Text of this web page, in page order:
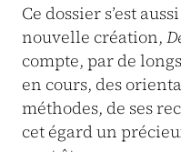
Ce dossier s’est
nouvelle création,
compte, par de
en cours, des
méthodes, de ses
cet égard un